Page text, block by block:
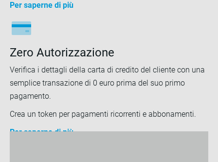
Per saperne di più
Zero Autorizzazione
Verifica i dettagli della carta di credito del cliente con una
semplice transazione di 0 euro prima del suo primo
pagamento.
Crea un token per pagamenti ricorrenti e abbonamenti.
Per saperne di più